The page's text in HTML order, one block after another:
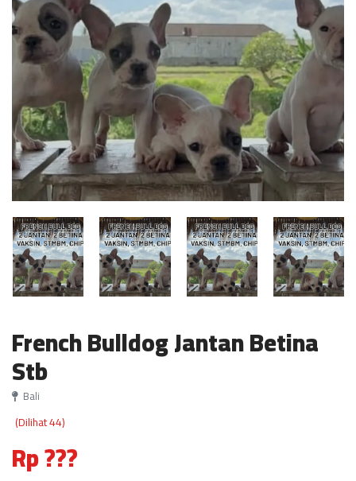
French Bulldog Jantan Betina
Stb
Bali
(Dilihat 44)
Rp ???